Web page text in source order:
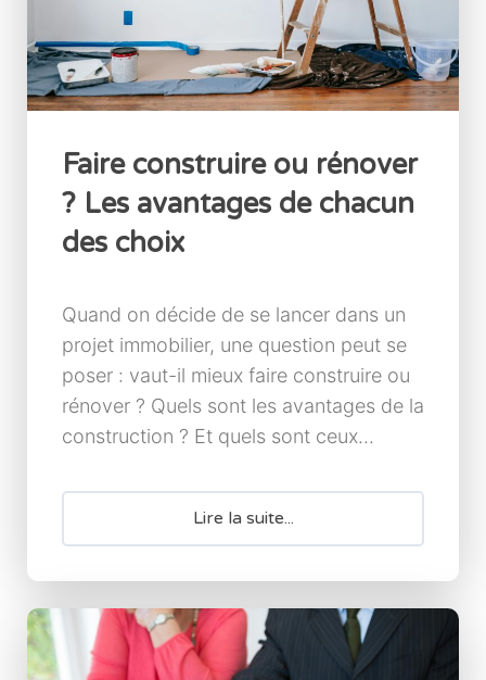
Faire construire ou rénover
? Les avantages de chacun
des choix
Quand on décide de se lancer dans un
projet immobilier, une question peut se
poser : vaut-il mieux faire construire ou
rénover ? Quels sont les avantages de la
construction ? Et quels sont ceux...
Lire la suite...